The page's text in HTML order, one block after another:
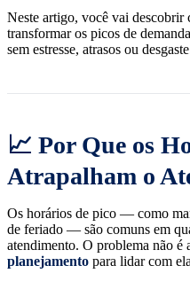
Neste artigo, você vai descobrir
transformar os picos de
sem estresse, atrasos ou
📈 Por Que os
Atrapalham o
Os horários de pico — como
de feriado — são comuns em
atendimento. O problema não é
planejamento para lidar com